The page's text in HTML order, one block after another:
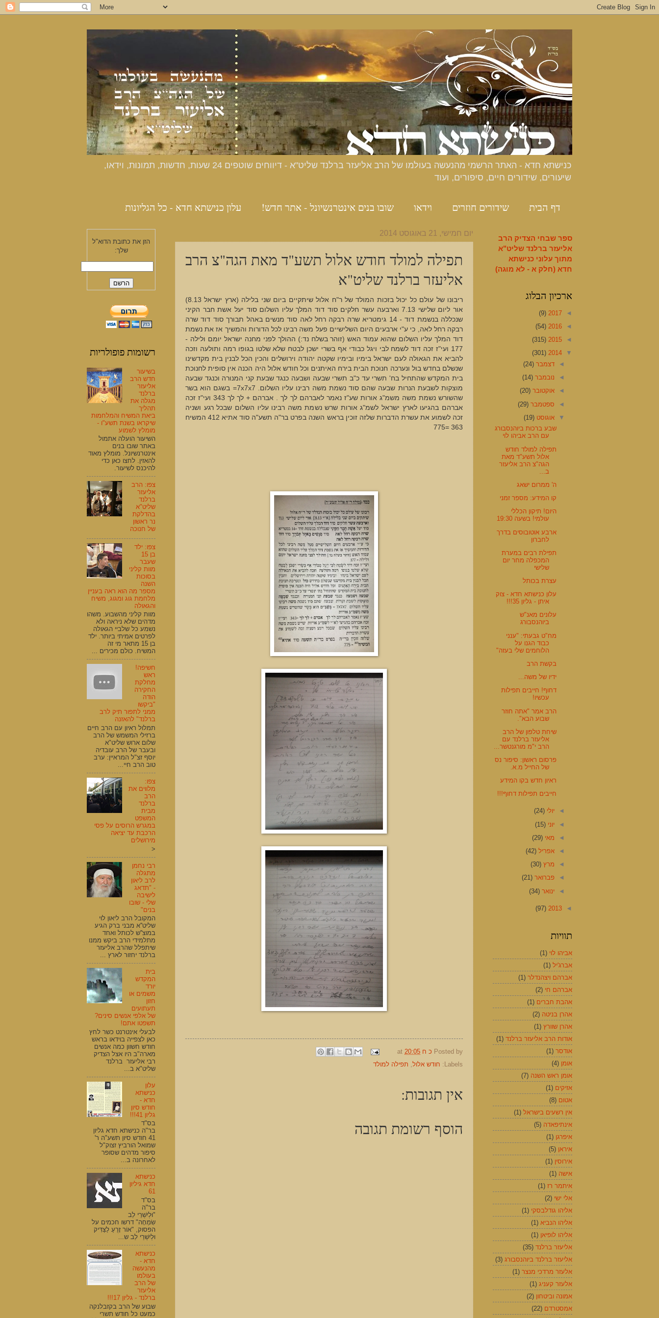
כנישתא חדא - האתר הרשמי מהנעשה בעולמו של הרב אליעזר ברלנד שליט"א - דיווחים שוטפים 24 שעות, חדשות, תמונות, וידאו,
שיעורים, שידורים חיים, סיפורים, ועוד
דף הבית שידורים חוזרים וידאו שובו בנים אינטרנשיונל - אתר חדש!
עלון כנישתא חדא - כל הגליונות
יום חמישי, 21 באוגוסט 2014
תפילה למולד חודש אלול תשע"ד מאת הגה"צ הרב
אליעזר ברלנד שליט"א
ריבונו של עולם כל יכול בזכות המולד של ר"ח אלול שיתקיים ביום שני בלילה (ארץ ישראל 8.13)
אור ליום שלישי 7.13 וארבעה עשר חלקים סוד דוד המלך עליו השלום סוד יעל אשת חבר הקיני
שנכללה בנשמת דוד - 14 גימטריא שרה רבקה רחל לאה סוד מנשים באהל תבורך סוד דוד שרה
רבקה רחל לאה, כי ע"י ארבעים היום השלישיים פעל משה רבינו לכל הדורות והמשיך אז את נשמת
דוד המלך עליו השלום שהוא עמוד האש (זוהר בשלח נד:) ההולך לפני מחנה ישראל יומם ולילה -
177 ועי"ז זכה דוד לשמח לבי ויגל כבודי אף בשרי ישכן לבטח שלא שלטו בגופו רמה ותולעה וזכה
להביא את הגאולה לעם ישראל בימיו ובימיו שקטה יהודה וירושלים והכין הכל לבנין בית מקדשינו
שנשלם בחדש בול ונערכה חנוכת הבית בירח האיתנים וכל חודש אלול היה הכנה אין סופית לחנוכת
בית המקדש שהתחיל בח' תשרי עד כ"ב תשרי שבעה ושבעה כנגד שבעת קני המנורה וכנגד שבעה
מוצקות לשבעת הנרות שבעה שהם סוד נשמת משה רבינו עליו השלום. 7x7x7= בשגם הוא בשר
שהשורש נשמת משה משמ"ג אורות שע"ז נאמר לאברהם לך לך . אברהם + לך לך 343 ועי"ז זכה
אברהם בהגיעו לארץ ישראל לשמ"ג אורות שרש נשמת משה רבינו עליו השלום שבכל רגע ושניה
זכה לשמוע את עשרת הדברות שלזה זוכין בראש השנה בפרט בר"ה תשע"ה סוד אתיא 412 המשיח
363 =775
Posted by כ ח at 20:05
Labels:
חודש אלול, תפילה למולד
אין תגובות:
הוסף רשומת תגובה
הזן את כתובת הדוא"ל
שלך:
רשומות פופולריות
בשיעור
חדש הרב
אליעזר
ברלנד
מגלה את
תהליך
ביאת המשיח והמלחמות
שיקראו בשנת תשע"ו -
מומלץ לשמוע
השיעור הועלה אתמול
באתר שובו בנים
אינטרנשיונל. מומלץ מאוד
להאזין. לחצו כאן כדי
להיכנס לשיעור.
צפו: הרב
אליעזר
ברלנד
שליט"א
בהדלקת
נר ראשון
של חנוכה
צפו: ילד
בן 15
שעבר
מוות קליני
בסוכות
השנה
מספר מה הוא ראה בעניין
מלחמת גוג ומגוג, משיח
והגאולה
מוות קליני מהשבוע. משהו
מדהים שלא ניראה ולא
נשמע כל שלביי הגאולה
לפרטים אמיתי ביותר. ילד
בן 15 מתאר מי זה
המשיח. כולם מכירים ...
חשיפה!
ראש
מחלקת
החקירה
הודה
"ביקשו
ממני לתפור תיק לרב
ברלנד" להאזנה
תמלול ראיון עם הרב חיים
ברזילי המשמש של הרב
שלום ארוש שליט"א
ובעבר של הרב עובדיה
יוסף זצ"ל המראיין: ערב
טוב הרב חיי...
צפו:
מלווים את
הרב
ברלנד
מבית
המשפט
במגרש הרוסים על פסי
הרכבת עד יציאה
מירושלים
<
רבי נחמן
מתגלה
לרב ליאון
- "תדאג
לישיבה
שלי - שובו
בנים"
המקובל הרב ליאון לוי
שליט''א מבני ברק הגיע
במוצ''ש לכותל ואחד
מתלמידי הרב ביקש ממנו
שיתפלל שהרב אליעזר
ברלנד יחזור לארץ ...
בית
המקדש
יורד
משמים או
חזון
תעתועים
של אלפי אנשים סינים?
תשפטו אתם!
לבעלי אינטרנט כשר לחץ
כאן לצפייה בוידאו בראש
חודש חשוון כמה אנשים
מארה"ב היו אצל הצדיק
רבי אליעזר ברלנד
שליט"א ב...
עלון
כנישתא
חדא -
חודש סיון
גליון 41!!!
בס"ד
בר"ה כנישתא חדא גליון
41 חודש סיון תשע"ה ר'
שמואל הורביץ זצוק"ל
סיפור מדהים שסופר
לאחרונה ב...
כנישתא
חדא גיליון
61
בס"ד
בר"ה
"וּלְיִשְׁרֵי לֵב
שִׂמְחָה" דרשו חכמים על
הפסוק, "אוֹר זָרֻעַ לַצַּדִּיק
וּלְיִשְׁרֵי לֵב ש...
כנישתא
חדא -
מהנעשה
בעולמו
של הרב
אליעזר
ברלנד - גליון 17!!!
שבוע של הרב בקזבלנקה
כמעט כל חודש תשרי
ספר שבחי הצדיק הרב
אליעזר ברלנד שליט"א
מתוך עלוני כנישתא
חדא (חלק א - לא מוגה)
ארכיון הבלוג
◄
2017
(9)
◄
2016
(54)
◄
2015
(315)
▼
2014
(301)
◄דצמבר(24)
◄ נובמבר(14)
◄אוקטובר(20)
◄ ספטמבר(29)
▼אוגוסט(19)
שבע ברכות ביוהנסבורג
עם הרב אביהו לוי
תפילה למולד חודש
אלול תשע"ד מאת
הגה"צ הרב אליעזר
ב...
ה' ממרום ישאג
קו המידע: מספר זמני
היום! תיקון הכללי
עולמי! בשעה 19:30
ארבע אוטובוסים בדרך
לחברון
תפילת רבים במערת
המכפלה מחר יום
שלישי
עצרת בכותל
עלון כנישתא חדא - צוק
איתן - גליון 35!!!
עלונים מאנ"ש
ביוהנסבורג
מח"ט גבעתי: "ענני
כבוד הגנו על
הלוחמים שלי בעזה"
בקשת הרב
ידיו של משה...
דחוף! חייבים תפילות
עכשיו!
הרב אמר "אתה חוזר
שבוע הבא".
שיחת טלפון של הרב
אליעזר ברלנד עם
הרב י"מ מורגנטשר...
פרסום ראשון: סיפור נס
של החייל מ.א.
ראיון חדש בקו המידע
חייבים תפילות דחוף!!!
◄יולי(24)
◄יוני(15)
◄ מאי(29)
◄אפריל(42)
◄ מרץ(30)
◄ פברואר(21)
◄ינואר(34)
◄
2013
(97)
תוויות
אביהו לוי (1)
אברג'יל (1)
אברהם ויצהנדלר (1)
אברהם חי (2)
אהבת חברים (1)
אהרן בניטה (2)
אהרן שוורץ (1)
אודות הרב אליעזר ברלנד (1)
אודסר (1)
אומן (4)
אומן ראש השנה (7)
אזיקים (1)
אטום (8)
אין רשעים בישראל (1)
אינתיפאדה (5)
איפרגן (1)
איראן (5)
אירוסין (1)
אישה (1)
איתמר רז (1)
אלי ישי (2)
אליהו גודלבסקי (1)
אליהו הנביא (1)
אליהו לופיאן (1)
אליעזר ברלנד (35)
אליעזר ברלנד ביוהנסבורג (3)
אלעזר מרדכי מנצר (1)
אלעזר קעניג (1)
אמונה וביטחון (2)
אמסטרדם (22)